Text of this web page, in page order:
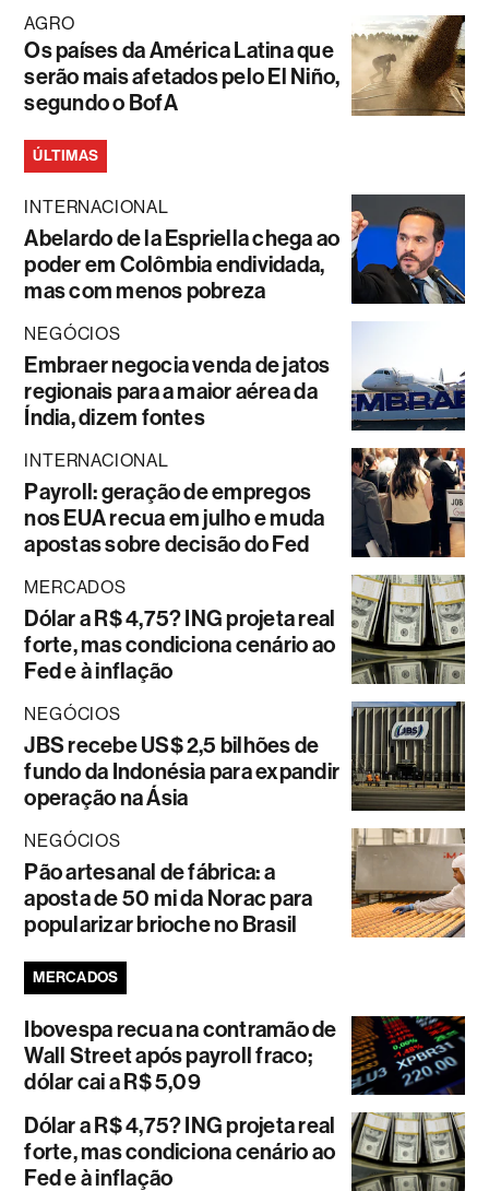
AGRO
Os países da América Latina que
serão mais afetados pelo El Niño,
segundo o BofA
ÚLTIMAS
INTERNACIONAL
Abelardo de la Espriella chega ao
poder em Colômbia endividada,
mas com menos pobreza
NEGÓCIOS
Embraer negocia venda de jatos
regionais para a maior aérea da
Índia, dizem fontes
INTERNACIONAL
Payroll: geração de empregos
nos EUA recua em julho e muda
apostas sobre decisão do Fed
MERCADOS
Dólar a R$ 4,75? ING projeta real
forte, mas condiciona cenário ao
Fed e à inflação
NEGÓCIOS
JBS recebe US$ 2,5 bilhões de
fundo da Indonésia para expandir
operação na Ásia
NEGÓCIOS
Pão artesanal de fábrica: a
aposta de 50 mi da Norac para
popularizar brioche no Brasil
MERCADOS
Ibovespa recua na contramão de
Wall Street após payroll fraco;
dólar cai a R$ 5,09
Dólar a R$ 4,75? ING projeta real
forte, mas condiciona cenário ao
Fed e à inflação